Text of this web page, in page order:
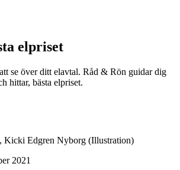
elpriset
se över ditt elavtal. Råd & Rön guidar dig
hittar, bästa elpriset.
, Kicki Edgren Nyborg (Illustration)
2021